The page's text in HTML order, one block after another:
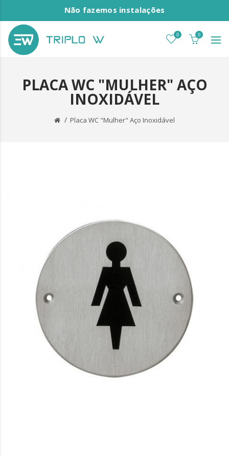
Não fazemos instalações
0 0
PLACA WC "MULHER" AÇO
INOXIDÁVEL
Placa WC "Mulher" Aço Inoxidável